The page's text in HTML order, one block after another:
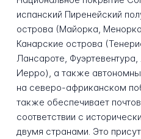
испанский Пиренейский
острова (Майорка,
Канарские острова
Лансароте,
Иерро), а также
на северо-африканском
также обеспечивает
соответствии с
двумя странами. Это